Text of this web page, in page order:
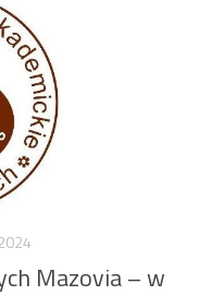
Mazovia – w